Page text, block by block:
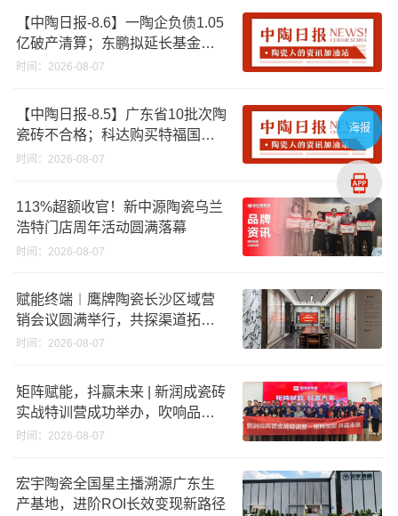
【中陶日报-8.6】一陶企负债1.05
亿破产清算；东鹏拟延长基金投
资期限；工信部开展建陶行业能
时间：2026-08-07
【中陶日报-8.5】广东省10批次陶
瓷砖不合格；科达购买特福国际
股份申请未通过；蒙娜丽莎5千万
破18亿元
时间：2026-08-07
113%超额收官！新中源陶瓷乌兰
浩特门店周年活动圆满落幕
时间：2026-08-07
赋能终端︱鹰牌陶瓷长沙区域营
销会议圆满举行，共探渠道拓展
与门店升级新路径
时间：2026-08-07
矩阵赋能，抖赢未来 | 新润成瓷砖
实战特训营成功举办，吹响品牌
秋季营销冲锋号！
时间：2026-08-07
宏宇陶瓷全国星主播溯源广东生
产基地，进阶ROI长效变现新路径
海报